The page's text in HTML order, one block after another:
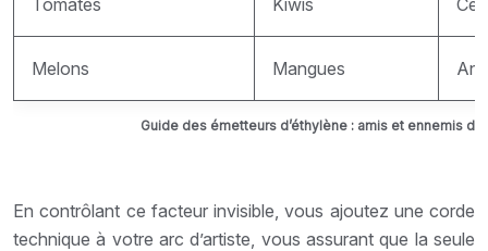
Guide des émetteurs d’éthylène : amis et ennemis
Melons Mangues
En contrôlant ce facteur invisible, vous ajoutez une corde
technique à votre arc d’artiste, vous assurant que la seule